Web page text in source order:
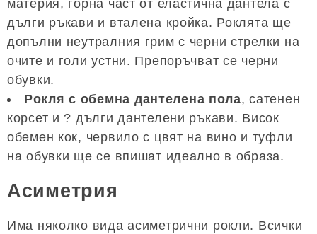
материя, горна част от еластична дантела с
дълги ръкави и вталена кройка. Роклята ще
допълни неутралния грим с черни стрелки на
очите и голи устни. Препоръчват се черни
обувки.
Рокля с обемна дантелена пола, сатенен
корсет и ? дълги дантелени ръкави. Висок
обемен кок, червило с цвят на вино и туфли
на обувки ще се впишат идеално в образа.
Асиметрия
Има няколко вида асиметрични рокли. Всички